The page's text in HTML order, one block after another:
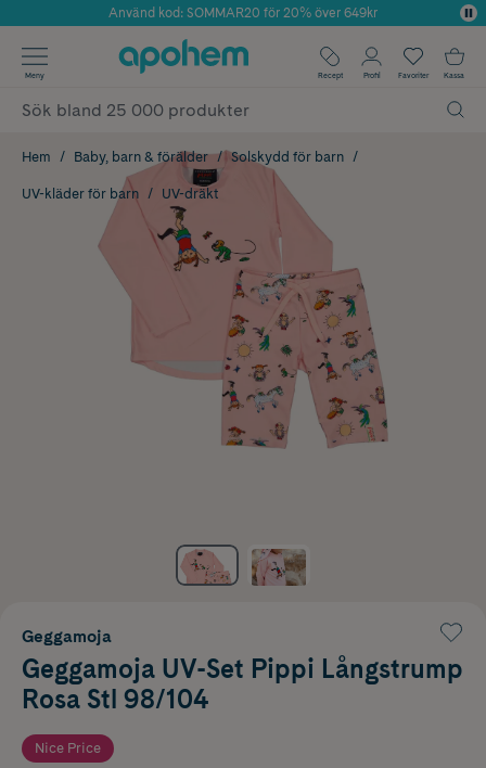
Årets Butik 2025 inom Skönhet
Använd kod: SOMMAR20 för 20% över 649kr
✓ Fri frakt
✓ Poäng på alla köp*
Meny Recept Profil Favoriter Kassa
Hem Baby, barn & förälder Solskydd för barn
UV-kläder för barn UV-dräkt
Geggamoja
Geggamoja UV-Set Pippi Långstrump
Rosa Stl 98/104
Nice Price